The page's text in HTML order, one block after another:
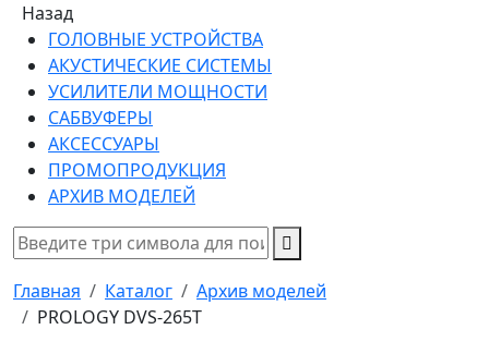
Назад
ГОЛОВНЫЕ УСТРОЙСТВА
АКУСТИЧЕСКИЕ СИСТЕМЫ
УСИЛИТЕЛИ МОЩНОСТИ
САБВУФЕРЫ
АКСЕССУАРЫ
ПРОМОПРОДУКЦИЯ
АРХИВ МОДЕЛЕЙ
Главная Каталог
Архив моделей
PROLOGY DVS-265T